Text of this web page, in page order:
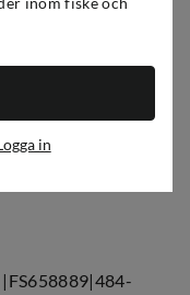
generös
för att
| FS658889|484-
in